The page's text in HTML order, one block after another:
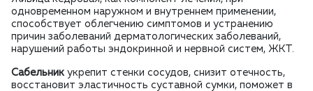
одновременном наружном и внутрен­нем применении,
способствует облегчению симптомов и устранению
причин заболеваний дерматологических заболеваний,
нарушений работы эндокринной и нервной систем, ЖКТ.
Сабельник укрепит стенки сосудов, снизит отечность,
восстановит эластичность суставной сумки, поможет в